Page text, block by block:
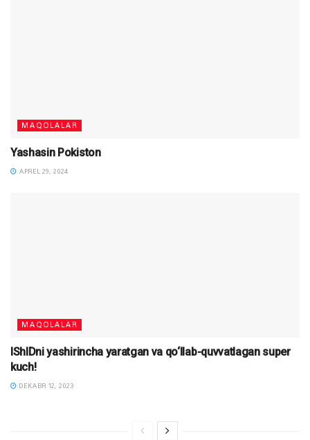
MAQOLALAR
Yashasin Pokiston
APREL 29, 2024
MAQOLALAR
IShIDni yashirincha yaratgan va qo‘llab-quvvatlagan super
kuch!
DEKABR 12, 2023